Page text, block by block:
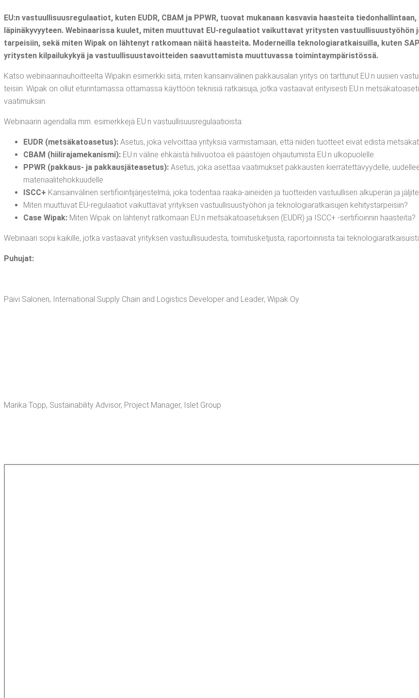
EU:n vas­tuul­li­suus­re­gu­laa­tiot, kuten EUDR, CBAM ja PPWR, tuo­vat muka­naan kas­va­via haas­tei­ta
läpi­nä­ky­vyy­teen. Webi­naa­ris­sa kuu­let, miten muut­tu­vat EU-regu­laa­tiot vai­kut­ta­vat yri­tys­ten
tar­pei­siin, sekä miten Wipak on läh­te­nyt rat­ko­maan näi­tä haas­tei­ta. Moder­neil­la tek­no­lo­gia­rat­kai­suil­la, kuten
yri­tys­ten kil­pai­lu­ky­kyä ja vas­tuul­li­suus­ta­voit­tei­den saa­vut­ta­mis­ta muut­tu­vas­sa toimintaympäristössä.
Kat­so webi­naa­ri­nau­hoit­teel­ta Wipa­kin esi­merk­ki sii­tä, miten kan­sain­vä­li­nen pak­kausa­lan yri­tys on tart­tu­nut EU:n uusien
tei­siin. Wipak on ollut etu­rin­ta­mas­sa otta­mas­sa käyt­töön tek­ni­siä rat­kai­su­ja, jot­ka vas­taa­vat eri­tyi­ses­ti EU:n
vaatimuksiin.
Webi­naa­rin agen­dal­la mm. esi­merk­ke­jä EU:n vastuullisuusregulaatioista:
EUDR (met­sä­ka­toa­se­tus): Ase­tus, joka vel­voit­taa yri­tyk­siä var­mis­ta­maan, että nii­den tuot­teet eivät edis­tä
CBAM (hii­li­ra­ja­me­ka­nis­mi): EU:n väli­ne ehkäis­tä hii­li­vuo­toa eli pääs­tö­jen ohjau­tu­mis­ta EU:n ulkopuolelle.
PPWR (pak­kaus- ja pak­kaus­jä­tea­se­tus): Ase­tus, joka aset­taa vaa­ti­muk­set pak­kaus­ten kier­rä­tet­tä­vyy­del­le,
materiaalitehokkuudelle
ISCC+ Kan­sain­vä­li­nen ser­ti­fioin­ti­jär­jes­tel­mä, joka toden­taa raa­ka-ainei­den ja tuot­tei­den vas­tuul­li­sen alku­pe­rän ja
Miten muut­tu­vat EU-regu­laa­tiot vai­kut­ta­vat yri­tyk­sen vas­tuul­li­suus­työ­hön ja tek­no­lo­gia­rat­kai­su­jen kehitystarpeisiin?
Case Wipak: Miten Wipak on läh­te­nyt rat­ko­maan EU:n met­sä­ka­toa­se­tuk­sen (EUDR) ja ISCC+ ‑ser­ti­fioin­nin haasteita?
Webi­naa­ri sopii kai­kil­le, jot­ka vas­taa­vat yri­tyk­sen vas­tuul­li­suu­des­ta, toi­mi­tus­ket­jus­ta, rapor­toin­nis­ta tai
Puhu­jat:
Päi­vi Salo­nen, Inter­na­tio­nal Supply Chain and Logis­tics Deve­lo­per and Lea­der, Wipak Oy
Mari­ka Topp, Sus­tai­na­bi­li­ty Advi­sor, Pro­ject Mana­ger, Islet Group